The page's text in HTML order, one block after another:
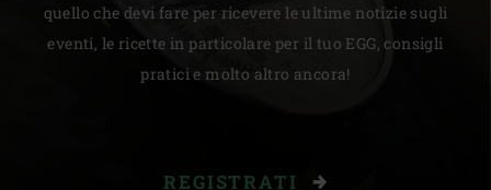
quello che devi fare per ricevere le ultime notizie sugli
eventi, le ricette in particolare per il tuo EGG, consigli
pratici e molto altro ancora!
REGISTRATI